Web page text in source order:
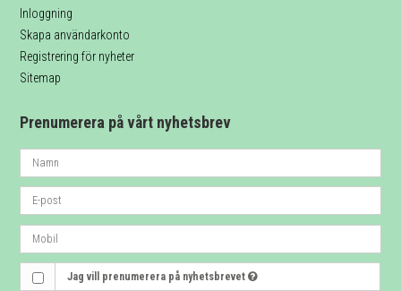
Inloggning
Skapa användarkonto
Registrering för nyheter
Sitemap
Prenumerera på vårt nyhetsbrev
Jag vill prenumerera på nyhetsbrevet